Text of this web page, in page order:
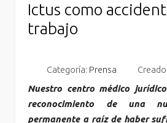
Ictus como
trabajo
Categoría: Prensa
Nuestro centro médico
reconocimiento de una
permanente a raíz de haber